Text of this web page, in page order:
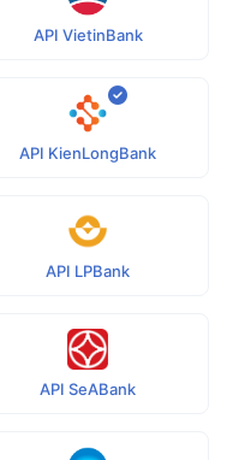
API VietinBank
API KienLongBank
API LPBank
API SeABank